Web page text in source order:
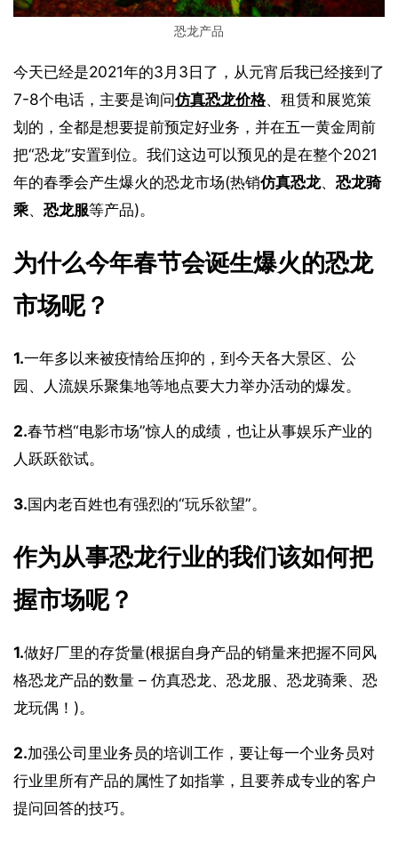
恐龙产品
今天已经是2021年的3月3日了，从元宵后我已经接到了
7-8个电话，主要是询问仿真恐龙价格、租赁和展览策
划的，全都是想要提前预定好业务，并在五一黄金周前
把“恐龙”安置到位。我们这边可以预见的是在整个2021
年的春季会产生爆火的恐龙市场(热销仿真恐龙、 恐龙骑
乘、 恐龙服等产品)。
为什么今年春节会诞生爆火的恐龙
市场呢？
1.一年多以来被疫情给压抑的，到今天各大景区、公
园、人流娱乐聚集地等地点要大力举办活动的爆发。
2.春节档“电影市场”惊人的成绩，也让从事娱乐产业的
人跃跃欲试。
3.国内老百姓也有强烈的“玩乐欲望”。
作为从事恐龙行业的我们该如何把
握市场呢？
1.做好厂里的存货量(根据自身产品的销量来把握不同风
格恐龙产品的数量 – 仿真恐龙、恐龙服、恐龙骑乘、恐
龙玩偶！)。
2.加强公司里业务员的培训工作，要让每一个业务员对
行业里所有产品的属性了如指掌，且要养成专业的客户
提问回答的技巧。